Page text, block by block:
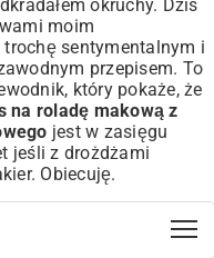
okruchy. Dziś
moim
sentymentalnym i
przepisem. To
który pokaże, że
na roladę makową z
jest w zasięgu
jeśli z drożdżami
Obiecuję.